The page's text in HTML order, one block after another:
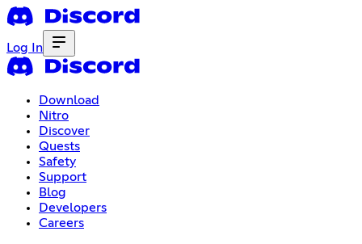
Log In
Download
Nitro
Discover
Quests
Safety
Support
Blog
Developers
Careers